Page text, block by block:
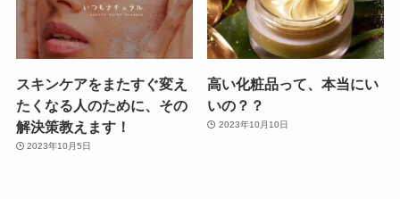
スキンケアをまたすぐ変え
たくなる人のために、その
解決策教えます！
2023年10月5日
高い化粧品って、本当にい
いの？？
2023年10月10日